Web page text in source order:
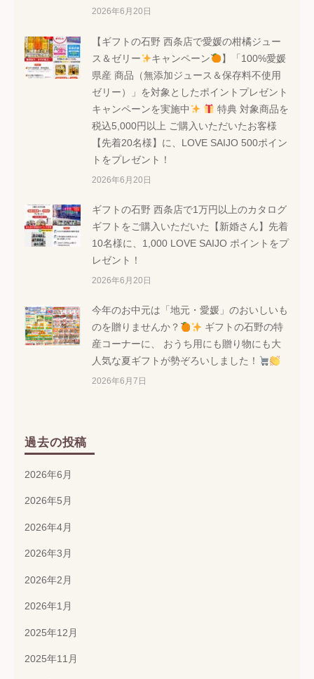
2026年6月20日
【ギフトの石野 西条店で愛媛の柑橘ジュー
ス＆ゼリー
キャンペーン
】「100%愛媛
県産 商品（無添加ジュース＆保存料不使用
ゼリー）」を対象としたポイントプレゼント
キャンペーンを実施中
特典 対象商品を
税込5,000円以上 ご購入いただいたお客様
【先着20名様】に、LOVE SAIJO 500ポイン
トをプレゼント！
2026年6月20日
ギフトの石野 西条店で1万円以上のカタログ
ギフトをご購入いただいた【新婚さん】先着
10名様に、1,000 LOVE SAIJO ポイントをプ
レゼント！
2026年6月20日
今年のお中元は「地元・愛媛」のおいしいも
のを贈りませんか？
ギフトの石野の特
産コーナーに、 おうち用にも贈り物にも大
人気な夏ギフトが勢ぞろいしました！
2026年6月7日
過去の投稿
2026年6月
2026年5月
2026年4月
2026年3月
2026年2月
2026年1月
2025年12月
2025年11月